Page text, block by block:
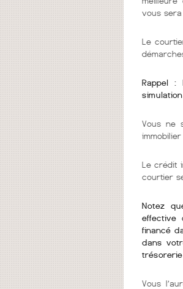
vous sera
Le
Rappel
Vous ne
Le crédit
courtier
Notez
effective
financé
dans
trésorerie
Vous